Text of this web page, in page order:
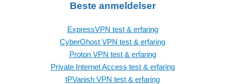
Beste anmeldelser
ExpressVPN test & erfaring
CyberGhost VPN test & erfaring
Proton VPN test & erfaring
Private Internet Access test & erfaring
IPVanish VPN test & erfaring